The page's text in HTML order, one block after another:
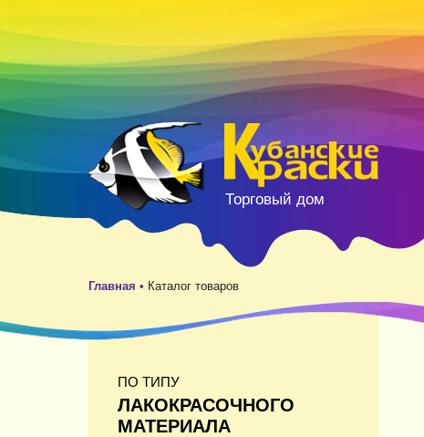
Торговый дом
Главная • Каталог товаров
ПО ТИПУ
ЛАКОКРАСОЧНОГО
МАТЕРИАЛА